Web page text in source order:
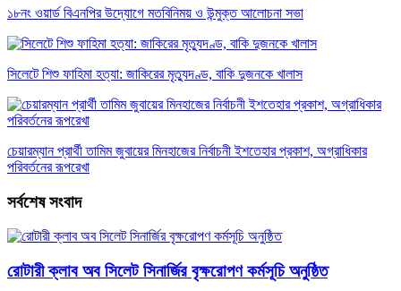
১৮নং ওয়ার্ড বিএনপির উদ্যোগে মতবিনিময় ও উন্মুক্ত আলোচনা সভা
সিলেটে শিশু ফাহিমা হত্যা: জাকিরের মৃত্যুদণ্ড, বাকি দুজনকে খালাস
চেয়ারম্যান প্রার্থী তামিম জুবায়ের মিনহাজের নির্বাচনী ইশতেহার প্রকাশ, অগ্রাধিকার
পরিবর্তনের রূপরেখা
সর্বশেষ সংবাদ
রোটারী ক্লাব অব সিলেট সিনার্জির বৃক্ষরোপণ কর্মসূচি অনুষ্ঠিত